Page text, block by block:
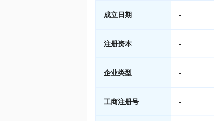
成立日期 -
注册资本 -
企业类型 -
工商注册号 -